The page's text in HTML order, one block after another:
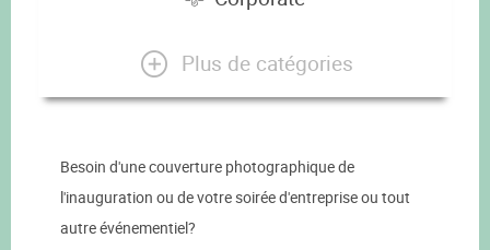
Plus de catégories
Besoin d'une couverture photographique de
l'inauguration ou de votre soirée d'entreprise ou tout
autre événementiel?